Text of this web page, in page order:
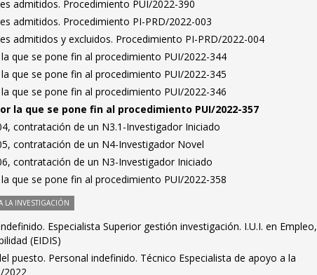
admitidos. Procedimiento PUI/2022-390
admitidos. Procedimiento PI-PRD/2022-003
admitidos y excluidos. Procedimiento PI-PRD/2022-004
que se pone fin al procedimiento PUI/2022-344
que se pone fin al procedimiento PUI/2022-345
que se pone fin al procedimiento PUI/2022-346
la que se pone fin al procedimiento PUI/2022-357
contratación de un N3.1-Investigador Iniciado
contratación de un N4-Investigador Novel
contratación de un N3-Investigador Iniciado
que se pone fin al procedimiento PUI/2022-358
LA INVESTIGACIÓN
Especialista Superior gestión investigación. I.U.I. en Empleo,
(EIDIS)
puesto. Personal indefinido. Técnico Especialista de apoyo a la
2022